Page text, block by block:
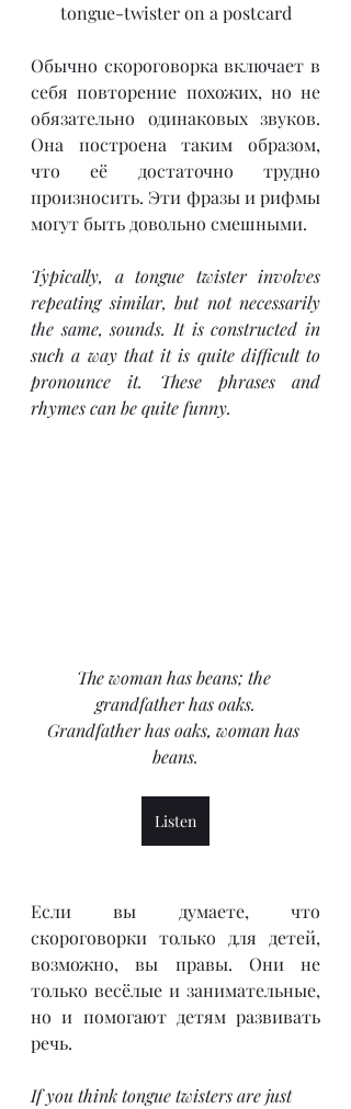
tongue-twister on a postcard
Обычно скороговорка включает в
себя повторение похожих, но не
обязательно одинаковых звуков.
Она построена таким образом,
что её достаточно трудно
произносить. Эти фразы и рифмы
могут быть довольно смешными.
Typically, a tongue twister involves
repeating similar, but not necessarily
the same, sounds. It is constructed in
such a way that it is quite difficult to
pronounce it. These phrases and
rhymes can be quite funny.
The woman has beans; the
grandfather has oaks.
Grandfather has oaks, woman has
beans.
Listen
Если вы думаете, что
скороговорки только для детей,
возможно, вы правы. Они не
только весёлые и занимательные,
но и помогают детям развивать
речь.
If you think tongue twisters are just